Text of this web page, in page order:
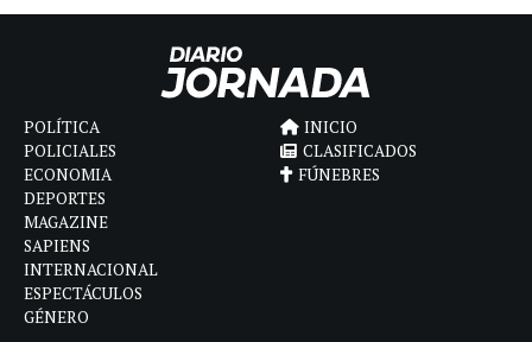
POLÍTICA
POLICIALES
ECONOMIA
DEPORTES
MAGAZINE
SAPIENS
INTERNACIONAL
ESPECTÁCULOS
GÉNERO
INICIO
CLASIFICADOS
FÚNEBRES